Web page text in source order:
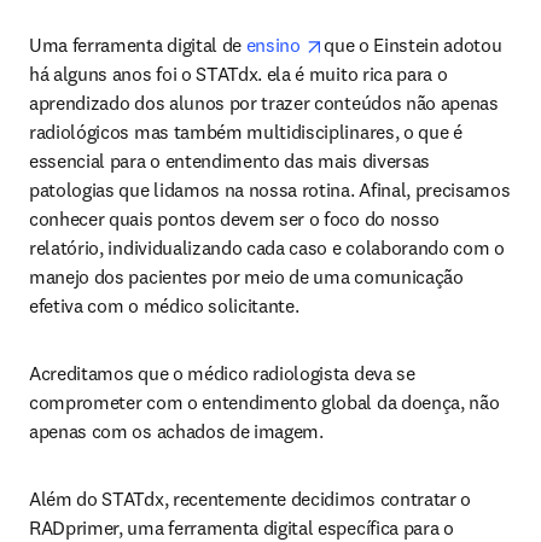
Uma ferramenta digital de ensino opens in new tab/window
que o Einstein adotou
há alguns anos foi o STATdx. ela é muito rica para o
aprendizado dos alunos por trazer conteúdos não apenas
radiológicos mas também multidisciplinares, o que é
essencial para o entendimento das mais diversas
patologias que lidamos na nossa rotina. Afinal, precisamos
conhecer quais pontos devem ser o foco do nosso
relatório, individualizando cada caso e colaborando com o
manejo dos pacientes por meio de uma comunicação
efetiva com o médico solicitante.
Acreditamos que o médico radiologista deva se
comprometer com o entendimento global da doença, não
apenas com os achados de imagem.
Além do STATdx, recentemente decidimos contratar o
RADprimer, uma ferramenta digital específica para o